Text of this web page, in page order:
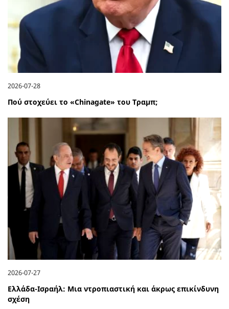
2026-07-28
Πού στοχεύει το «Chinagate» του Τραμπ;
2026-07-27
Ελλάδα-Ισραήλ: Μια ντροπιαστική και άκρως επικίνδυνη
σχέση